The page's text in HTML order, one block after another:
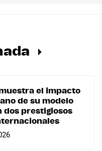
el impacto
de su modelo
dos prestigiosos